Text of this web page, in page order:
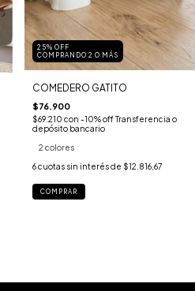
25% OFF
COMPRANDO 2 O MÁS
COMEDERO GATITO
$76.900
$69.210 con -10% off Transferencia o
depósito bancario
2 colores
6 cuotas sin interés de $12.816,67
COMPRAR